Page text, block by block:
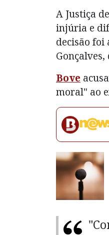
A Justiça
injúria e
decisão
Bove
moral" ao